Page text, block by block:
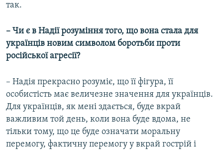
так.
– Чи є в Надії розуміння того, що вона стала для
українців новим символом боротьби проти
російської агресії?
– Надія прекрасно розуміє, що її фігура, її
особистість має величезне значення для українців.
Для українців, як мені здається, буде вкрай
важливим той день, коли вона буде вдома, не
тільки тому, що це буде означати моральну
перемогу, фактичну перемогу у вкрай гострій і